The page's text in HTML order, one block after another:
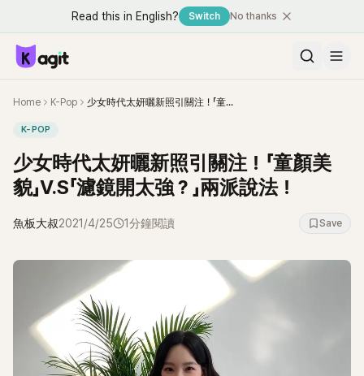
Read this in English? Switch No thanks
Home K-Pop 少女時代太妍曬新照引關注！「童顏美貌」V.S「濾鏡開太強？」兩派說法！
K-POP
少女時代太妍曬新照引關注！「童顏美
貌」V.S「濾鏡開太強？」兩派說法！
魚板大叔2021/4/25 1分鐘閱讀 Save